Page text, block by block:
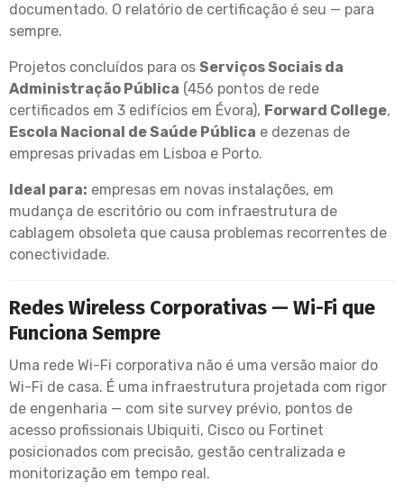
documentado. O relatório de certificação é seu — para
sempre.
Projetos concluídos para os Serviços Sociais da
Administração Pública (456 pontos de rede
certificados em 3 edifícios em Évora), Forward College,
Escola Nacional de Saúde Pública e dezenas de
empresas privadas em Lisboa e Porto.
Ideal para: empresas em novas instalações, em
mudança de escritório ou com infraestrutura de
cablagem obsoleta que causa problemas recorrentes de
conectividade.
Redes Wireless Corporativas — Wi-Fi que
Funciona Sempre
Uma rede Wi-Fi corporativa não é uma versão maior do
Wi-Fi de casa. É uma infraestrutura projetada com rigor
de engenharia — com site survey prévio, pontos de
acesso profissionais Ubiquiti, Cisco ou Fortinet
posicionados com precisão, gestão centralizada e
monitorização em tempo real.